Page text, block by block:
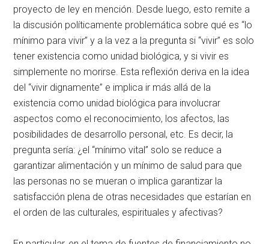
proyecto de ley en mención. Desde luego, esto remite a
la discusión políticamente problemática sobre qué es “lo
mínimo para vivir” y a la vez a la pregunta si “vivir” es solo
tener existencia como unidad biológica, y si vivir es
simplemente no morirse. Esta reflexión deriva en la idea
del “vivir dignamente” e implica ir más allá de la
existencia como unidad biológica para involucrar
aspectos como el reconocimiento, los afectos, las
posibilidades de desarrollo personal, etc. Es decir, la
pregunta sería: ¿el “mínimo vital” solo se reduce a
garantizar alimentación y un mínimo de salud para que
las personas no se mueran o implica garantizar la
satisfacción plena de otras necesidades que estarían en
el orden de las culturales, espirituales y afectivas?